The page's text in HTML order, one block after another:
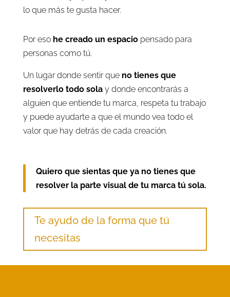
lo que más te gusta hacer.
Por eso he creado un espaciopensado para
personas como tú.
Un lugar donde sentir que no tienes que
resolverlo todo solay donde encontrarás a
alguien que entiende tu marca, respeta tu trabajo
y puede ayudarte a que el mundo vea todo el
valor que hay detrás de cada creación.
Quiero que sientas que ya no tienes que
resolver la parte visual de tu marca tú sola.
Te ayudo de la forma que tú
necesitas